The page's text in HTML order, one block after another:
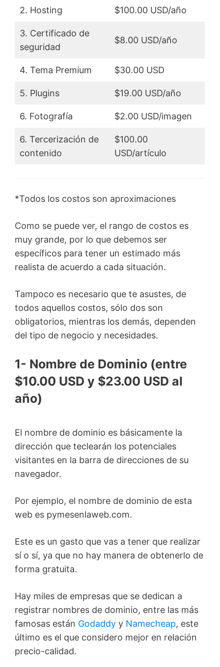
2. Hosting $100.00 USD/año
3. Certificado de
seguridad
$8.00 USD/año
4. Tema Premium $30.00 USD
5. Plugins $19.00 USD/año
6. Fotografía $2.00 USD/imagen
6. Tercerización de
contenido
$100.00
USD/artículo
*Todos los costos son aproximaciones
Como se puede ver, el rango de costos es
muy grande, por lo que debemos ser
específicos para tener un estimado más
realista de acuerdo a cada situación.
Tampoco es necesario que te asustes, de
todos aquellos costos, sólo dos son
obligatorios, mientras los demás, dependen
del tipo de negocio y necesidades.
1- Nombre de Dominio (entre
$10.00 USD y $23.00 USD al
año)
El nombre de dominio es básicamente la
dirección que teclearán los potenciales
visitantes en la barra de direcciones de su
navegador.
Por ejemplo, el nombre de dominio de esta
web es pymesenlaweb.com.
Este es un gasto que vas a tener que realizar
sí o sí, ya que no hay manera de obtenerlo de
forma gratuita.
Hay miles de empresas que se dedican a
registrar nombres de dominio, entre las más
famosas están Godaddy y Namecheap, este
último es el que considero mejor en relación
precio-calidad.